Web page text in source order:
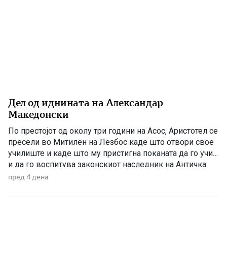
Дел од иднината на Александар
Македонски
По престојот од околу три години на Асос, Аристотел се
пресели во Митилен на Лезбос каде што отвори свое
училиште и каде што му пристигна поканата да го учи
и да го воспитува законскиот наследник на Античка
Македонија. Годините на Асос беа важни за развојот на
најславниот […]
пред 4 дена